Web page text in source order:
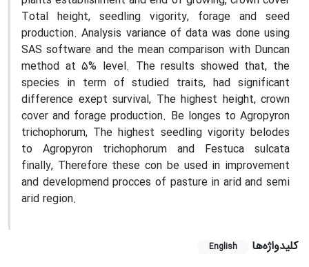
Total height, seedling vigority, forage and seed
production. Analysis variance of data was done using
SAS software and the mean comparison with Duncan
method at 5% level. The results showed that, the
species in term of studied traits, had significant
difference exept survival, The highest height, crown
cover and forage production. Be longes to Agropyron
trichophorum, The highest seedling vigority belodes
to Agropyron trichophorum and Festuca sulcata
finally, Therefore these con be used in improvement
and developmend procces of pasture in arid and semi
arid region.
کلیدواژه‌ها English